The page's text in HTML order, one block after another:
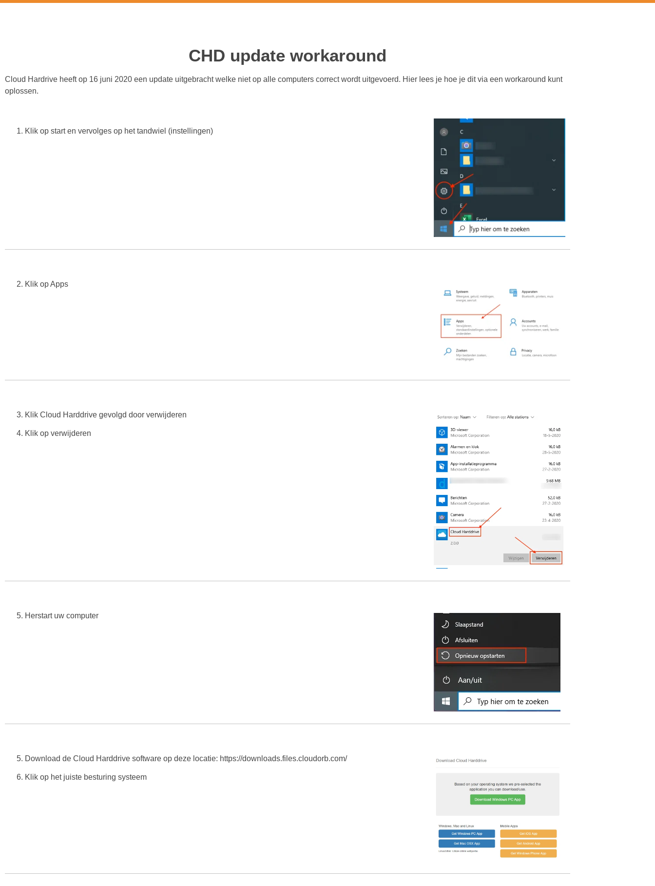
CHD update workaround
CHD update workaround
Cloud Hardrive heeft op 16 juni 2020 een update uitgebracht welke niet op alle computers correct wordt uitgevoerd. Hier lees je hoe je dit via een workaround kunt
oplossen.
1. Klik op start en vervolges op het tandwiel (instellingen)
2. Klik op Apps
3. Klik Cloud Harddrive gevolgd door verwijderen
4. Klik op verwijderen
5. Herstart uw computer
5. Download de Cloud Harddrive software op deze locatie: https://downloads.files.cloudorb.com/
6. Klik op het juiste besturing systeem